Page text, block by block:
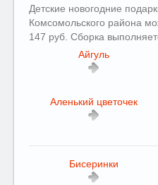
Детские новогодние
Комсомольского района
147 руб. Сборка
Айгуль
Аленький цветочек
Бисеринки